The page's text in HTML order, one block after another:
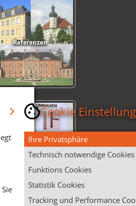
Cookie
Ihre Privatsphäre
Technisch notwendige Cookies
Funktions Cookies
Statistik Cookies
Tracking und Performance